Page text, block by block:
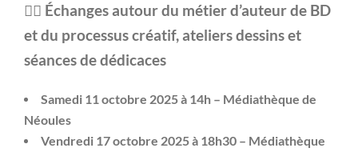
👉🏻 Échanges autour du métier d’auteur de BD
et du processus créatif, ateliers dessins et
séances de dédicaces
Samedi 11 octobre 2025 à 14h – Médiathèque de
Néoules
Vendredi 17 octobre 2025 à 18h30 – Médiathèque